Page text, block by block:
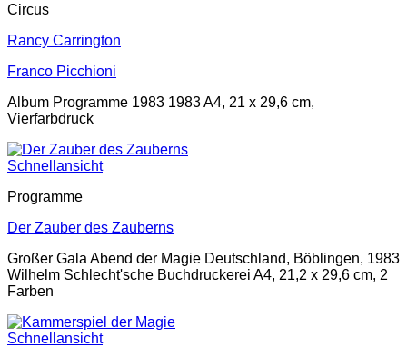
Circus
Rancy Carrington
Franco Picchioni
Album Programme 1983 1983 A4, 21 x 29,6 cm,
Vierfarbdruck
Schnellansicht
Programme
Der Zauber des Zauberns
Großer Gala Abend der Magie Deutschland, Böblingen, 1983
Wilhelm Schlecht'sche Buchdruckerei A4, 21,2 x 29,6 cm, 2
Farben
Schnellansicht